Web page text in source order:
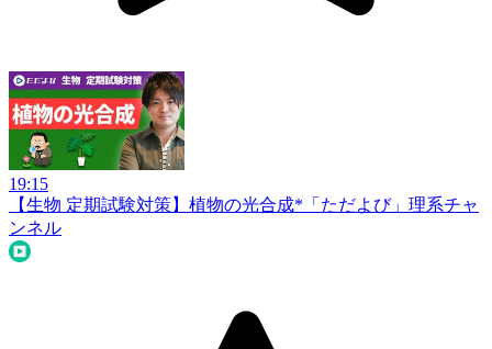
19:15
【生物 定期試験対策】植物の光合成* 「ただよび」理系チャ
ンネル